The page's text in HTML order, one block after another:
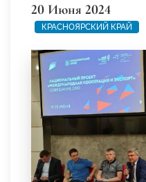
20 Июня 2024
КРАСНОЯРСКИЙ КРАЙ